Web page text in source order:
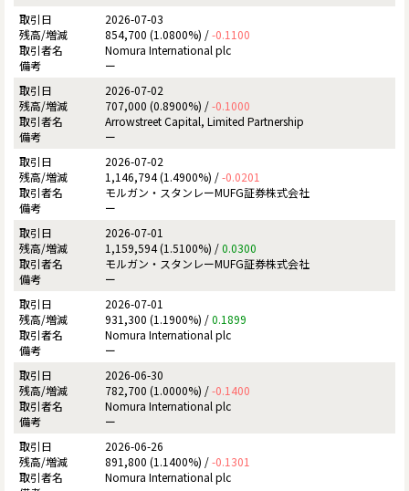
2026-07-03
854,700 (1.0800%) /-0.1100
Nomura International plc
ー
2026-07-02
707,000 (0.8900%) /-0.1000
Arrowstreet Capital, Limited Partnership
ー
2026-07-02
1,146,794 (1.4900%) /-0.0201
モルガン・スタンレーMUFG証券株式会社
ー
2026-07-01
1,159,594 (1.5100%) /0.0300
モルガン・スタンレーMUFG証券株式会社
ー
2026-07-01
931,300 (1.1900%) /0.1899
Nomura International plc
ー
2026-06-30
782,700 (1.0000%) /-0.1400
Nomura International plc
ー
2026-06-26
891,800 (1.1400%) /-0.1301
Nomura International plc